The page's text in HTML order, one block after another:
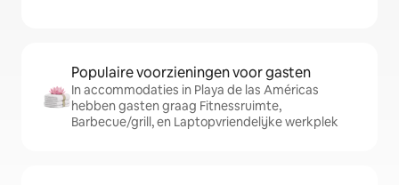
Populaire voorzieningen voor gasten
In accommodaties in Playa de las Américas
hebben gasten graag Fitnessruimte,
Barbecue/grill, en Laptopvriendelijke werkplek